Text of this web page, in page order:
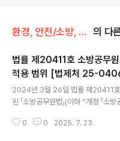
환경, 안전/소방, 안전 관련 의 다
법률 제20411호 소방공무
적용 범위 [법제처 25-
2024년 3월 26일 법률 제20411
된 「소방공무원법」(이하 “개정 「소
다가 「국가공무원법」 제72조제1호
0 0 2025. 7. 23.